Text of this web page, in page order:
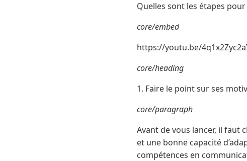
Quelles sont les étapes
core/embed
https://youtu.be/
core/heading
1. Faire le point sur ses
core/paragraph
Avant de vous lancer, il faut
et une bonne capacité
compétences en